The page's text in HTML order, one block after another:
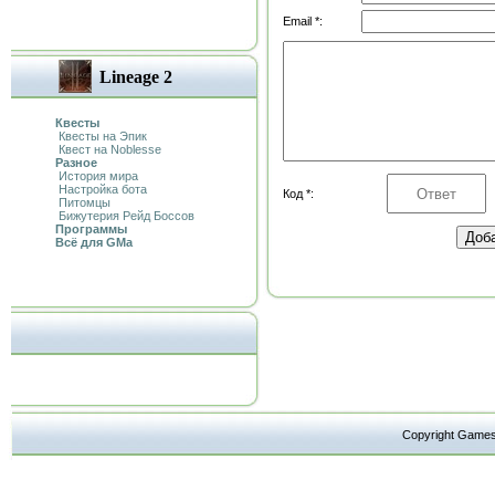
Lineage 2
Квесты
Квесты на Эпик
Квест на Noblesse
Разное
История мира
Настройка бота
Питомцы
Бижутерия Рейд Боссов
Программы
Всё для GMa
Email *:
Код *:
Copyright